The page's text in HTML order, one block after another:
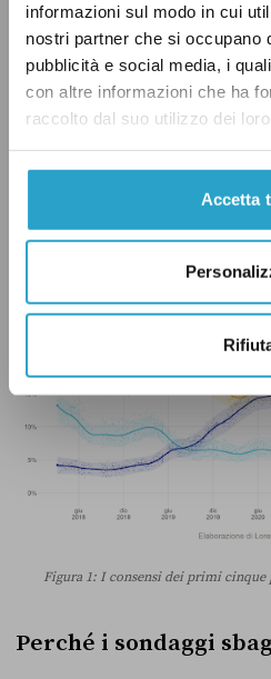
informazioni sul modo in cui
nostri partner che si occupano
pubblicità e social media, i
con altre informazioni che ha
raccolto dal suo utilizzo dei
Accetta
un determinato tema, è
leggere bene la
Domande diverse possono
diverse.
Figura 1: I consensi dei primi
Perché i sondaggi